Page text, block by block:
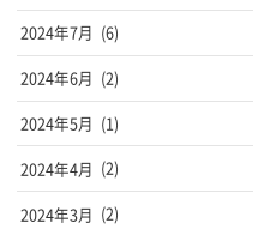
2024年7月 (6)
2024年6月 (2)
2024年5月 (1)
2024年4月 (2)
2024年3月 (2)